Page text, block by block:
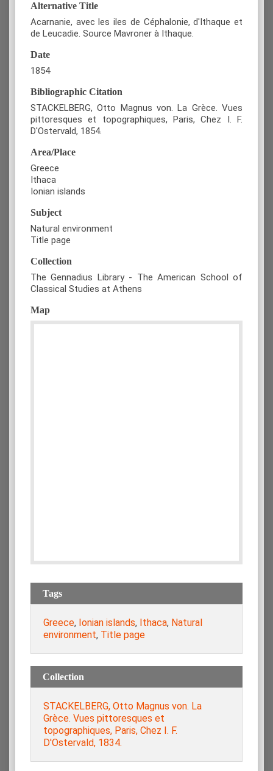
Alternative Title
Acarnanie, avec les iles de Céphalonie, d'Ithaque et
de Leucadie. Source Mavroner à Ithaque.
Date
1854
Bibliographic Citation
STACKELBERG, Otto Magnus von. La Grèce. Vues
pittoresques et topographiques, Paris, Chez I. F.
D'Ostervald, 1854.
Area/Place
Greece
Ithaca
Ionian islands
Subject
Natural environment
Title page
Collection
The Gennadius Library - The American School of
Classical Studies at Athens
Map
Tags
Greece, Ionian islands, Ithaca, Natural
environment, Title page
Collection
STACKELBERG, Otto Magnus von. La
Grèce. Vues pittoresques et
topographiques, Paris, Chez I. F.
D'Ostervald, 1834.